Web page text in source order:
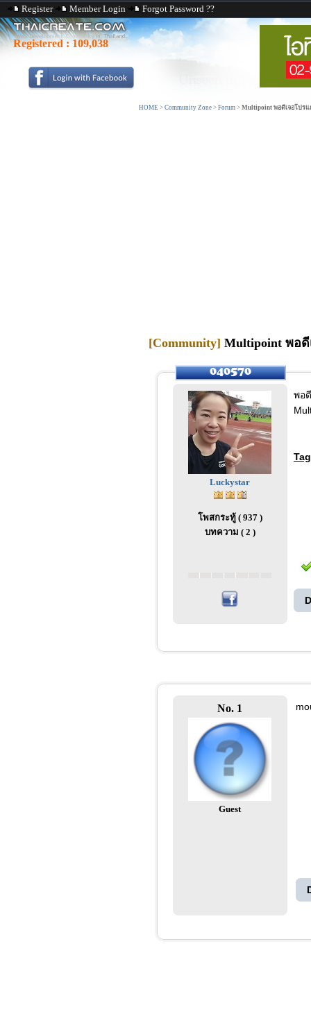
Register Member Login Forgot Password ??
Registered : 109,038
HOME > Community Zone > Forum > Multipoint พอดีเจอโปร
[Community] Multipoint พอ
Luckystar
โพสกระทู้ ( 937 )
บทความ ( 2 )
พอ
Tag
No. 1
Guest